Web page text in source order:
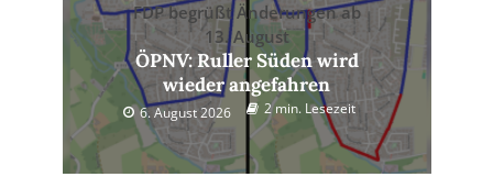
FDP begrüßt Änderungen ab
13. August
ÖPNV: Ruller Süden wird
wieder angefahren
6. August 2026 2 min. Lesezeit